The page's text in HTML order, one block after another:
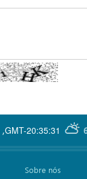
GMT-20:35:31
,
Sobre nós